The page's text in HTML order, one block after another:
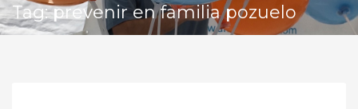
Tag: prevenir en familia pozuelo